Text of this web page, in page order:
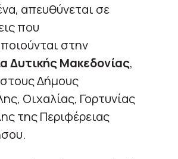
απευθύνεται σε
που
στην
Δυτικής Μακεδονίας,
Δήμους
Οιχαλίας, Γορτυνίας
της Περιφέρειας